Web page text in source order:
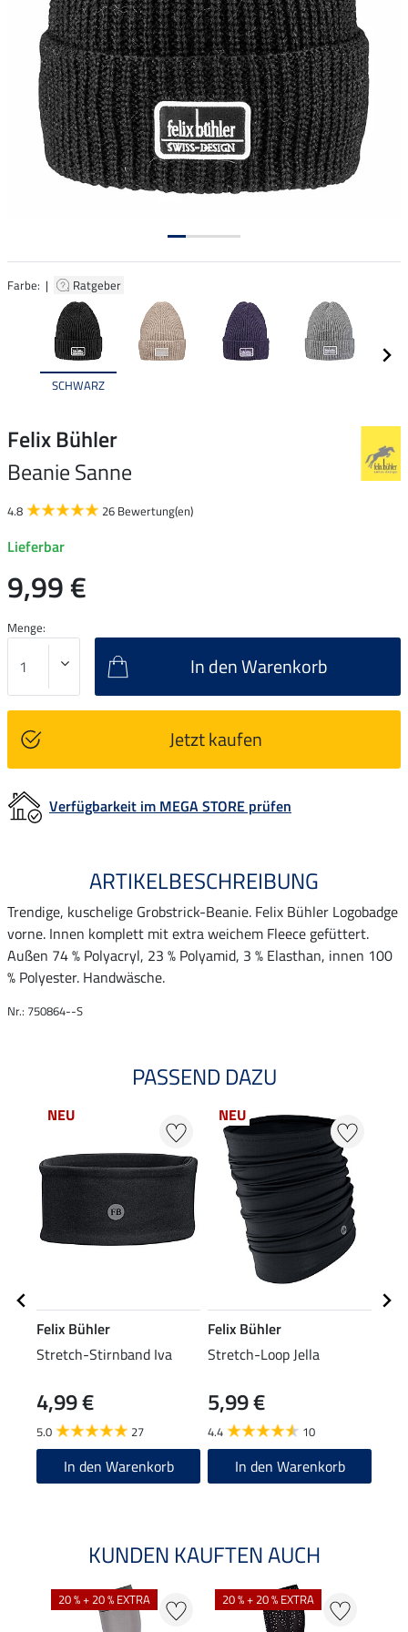
Farbe: | Ratgeber
SCHWARZ
Felix Bühler
Beanie Sanne
4.8 26 Bewertung(en)
Lieferbar
9,99 €
Menge:
In den Warenkorb
Jetzt kaufen
Verfügbarkeit im MEGA STORE prüfen
ARTIKELBESCHREIBUNG
Trendige, kuschelige Grobstrick-Beanie. Felix Bühler Logobadge
vorne. Innen komplett mit extra weichem Fleece gefüttert.
Außen 74 % Polyacryl, 23 % Polyamid, 3 % Elasthan, innen 100
% Polyester. Handwäsche.
Nr.: 750864--S
PASSEND DAZU
NEU
Felix Bühler
Stretch-Stirnband Iva
4,99 €
5.0 27
In den Warenkorb
NEU
Felix Bühler
Stretch-Loop Jella
5,99 €
4.4 10
In den Warenkorb
KUNDEN KAUFTEN AUCH
20 % + 20 % EXTRA 20 % + 20 % EXTRA